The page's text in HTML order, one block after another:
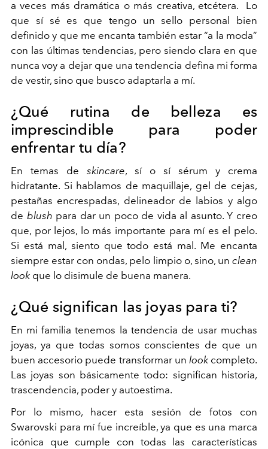
a veces más dramática o más creativa, etcétera. Lo
que sí sé es que tengo un sello personal bien
definido y que me encanta también estar “a la moda”
con las últimas tendencias, pero siendo clara en que
nunca voy a dejar que una tendencia defina mi forma
de vestir, sino que busco adaptarla a mí.
¿Qué rutina de belleza es
imprescindible para poder
enfrentar tu día?
En temas de skincare, sí o sí sérum y crema
hidratante. Si hablamos de maquillaje, gel de cejas,
pestañas encrespadas, delineador de labios y algo
de blush para dar un poco de vida al asunto. Y creo
que, por lejos, lo más importante para mí es el pelo.
Si está mal, siento que todo está mal. Me encanta
siempre estar con ondas, pelo limpio o, sino, un clean
look que lo disimule de buena manera.
¿Qué significan las joyas para ti?
En mi familia tenemos la tendencia de usar muchas
joyas, ya que todas somos conscientes de que un
buen accesorio puede transformar un lookcompleto.
Las joyas son básicamente todo: significan historia,
trascendencia, poder y autoestima.
Por lo mismo, hacer esta sesión de fotos con
Swarovski para mí fue increíble, ya que es una marca
icónica que cumple con todas las características